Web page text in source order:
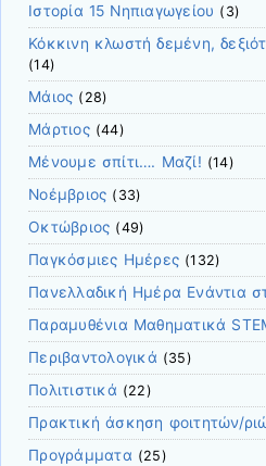
Ιστορία 15 Νηπιαγωγείου (3)
Κόκκινη κλωστή δεμένη,
(14)
Μάιος (28)
Μάρτιος(44)
Μένουμε σπίτι…. Μαζί! (14)
Νοέμβριος (33)
Οκτώβριος (49)
Παγκόσμιες Ημέρες (132)
Πανελλαδική Ημέρα Ενάντια
Παραμυθένια Μαθηματικά
Περιβαντολογικά (35)
Πολιτιστικά (22)
Πρακτική άσκηση φοιτητών/
Προγράμματα (25)